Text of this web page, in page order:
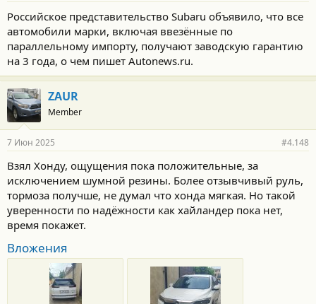
Российское представительство Subaru объявило, что все
автомобили марки, включая ввезённые по
параллельному импорту, получают заводскую гарантию
на 3 года, о чем пишет Autonews.ru.
ZAUR
Member
7 Июн 2025 #4.148
Взял Хонду, ощущения пока положительные, за
исключением шумной резины. Более отзывчивый руль,
тормоза получше, не думал что хонда мягкая. Но такой
уверенности по надёжности как хайландер пока нет,
время покажет.
Вложения